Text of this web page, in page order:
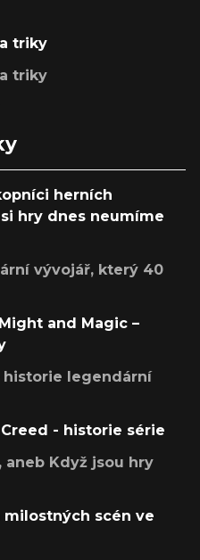
triky
triky
herních
hry dnes neumíme
vývojář, který 40
and Magic –
historie legendární
- historie série
aneb Když jsou hry
scén ve